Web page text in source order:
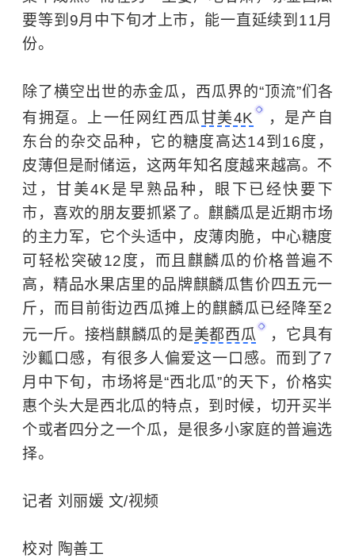
要等到9月中下旬才上市，能一直延续到11月
份。
除了横空出世的赤金瓜，西瓜界的“顶流”们各
有拥趸。上一任网红西瓜甘美4K
，是产自
东台的杂交品种，它的糖度高达14到16度，
皮薄但是耐储运，这两年知名度越来越高。不
过，甘美4K是早熟品种，眼下已经快要下
市，喜欢的朋友要抓紧了。 麒麟瓜是近期市场
的主力军，它个头适中，皮薄肉脆，中心糖度
可轻松突破12度，而且麒麟瓜的价格普遍不
高，精品水果店里的品牌麒麟瓜售价四五元一
斤，而目前街边西瓜摊上的麒麟瓜已经降至2
元一斤。接档麒麟瓜的是美都西瓜
，它具有
沙瓤口感，有很多人偏爱这一口感。而到了7
月中下旬，市场将是“西北瓜”的天下，价格实
惠个头大是西北瓜的特点，到时候，切开买半
个或者四分之一个瓜，是很多小家庭的普遍选
择。
记者 刘丽媛 文/视频
校对 陶善工